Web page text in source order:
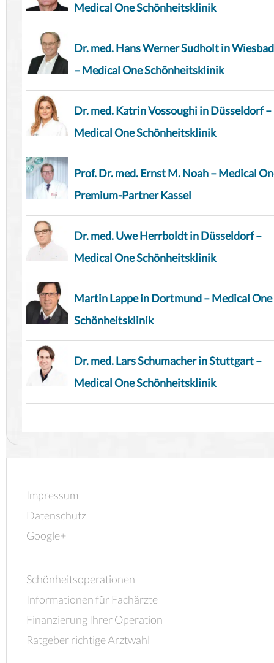
Medical One Schönheitsklinik
Dr. med. Hans Werner Sudholt in
– Medical One Schönheitsklinik
Dr. med. Katrin Vossoughi in Düsseldorf –
Medical One Schönheitsklinik
Prof. Dr. med. Ernst M. Noah – Medical
Premium-Partner Kassel
Dr. med. Uwe Herrboldt in Düsseldorf –
Medical One Schönheitsklinik
Martin Lappe in Dortmund – Medical One
Schönheitsklinik
Dr. med. Lars Schumacher in Stuttgart –
Medical One Schönheitsklinik
Impressum
Datenschutz
Google+
Schönheitsoperationen
Informationen für Fachärzte
Finanzierung Ihrer Operation
Ratgeber richtige Arztwahl